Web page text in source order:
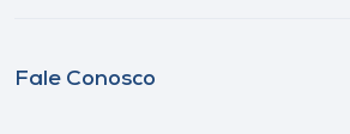
Fale Conosco